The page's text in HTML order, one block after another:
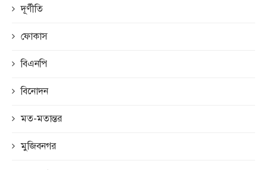
দূর্ণীতি
ফোকাস
বিএনপি
বিনোদন
মত-মতান্তর
মুজিবনগর